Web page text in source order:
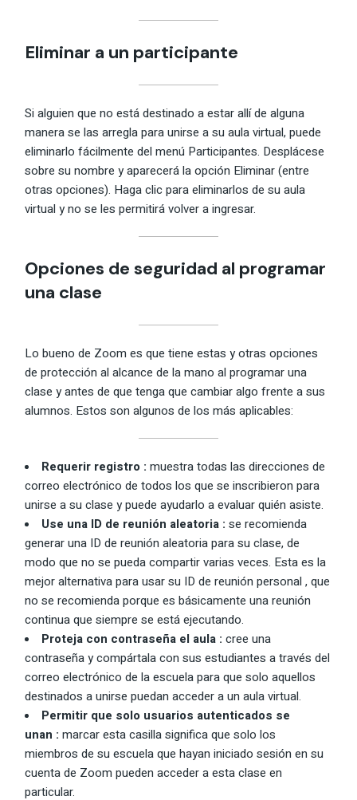
Eliminar a un participante
Si alguien que no está destinado a estar allí de alguna
manera se las arregla para unirse a su aula virtual, puede
eliminarlo fácilmente del menú Participantes. Desplácese
sobre su nombre y aparecerá la opción Eliminar (entre
otras opciones). Haga clic para eliminarlos de su aula
virtual y no se les permitirá volver a ingresar.
Opciones de seguridad al programar
una clase
Lo bueno de Zoom es que tiene estas y otras opciones
de protección al alcance de la mano al programar una
clase y antes de que tenga que cambiar algo frente a sus
alumnos. Estos son algunos de los más aplicables:
Requerir registro :muestra todas las direcciones de
correo electrónico de todos los que se inscribieron para
unirse a su clase y puede ayudarlo a evaluar quién asiste.
Use una ID de reunión aleatoria :se recomienda
generar una ID de reunión aleatoria para su clase, de
modo que no se pueda compartir varias veces. Esta es la
mejor alternativa para usar su ID de reunión personal , que
no se recomienda porque es básicamente una reunión
continua que siempre se está ejecutando.
Proteja con contraseña el aula :cree una
contraseña y compártala con sus estudiantes a través del
correo electrónico de la escuela para que solo aquellos
destinados a unirse puedan acceder a un aula virtual.
Permitir que solo usuarios autenticados se
unan :marcar esta casilla significa que solo los
miembros de su escuela que hayan iniciado sesión en su
cuenta de Zoom pueden acceder a esta clase en
particular.